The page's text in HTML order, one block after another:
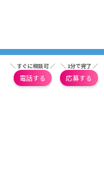
＼ すぐに相談可 ／
電話する
＼ 1分で完了 ／
応募する